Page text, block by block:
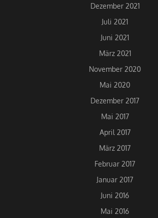
Dezember 2021
Juli 2021
Juni 2021
März 2021
November 2020
Mai 2020
Dezember 2017
Mai 2017
April 2017
März 2017
Februar 2017
Januar 2017
Juni 2016
Mai 2016